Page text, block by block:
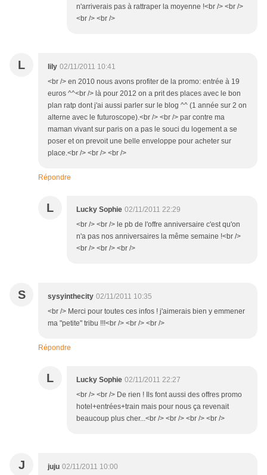
n'arriverais pas à rattraper la moyenne !<br /> <br />
<br /> <br />
L lily 02/11/2011 10:41
<br /> en 2010 nous avons profiter de la promo: entrée à 19
euros ^^<br /> là pour 2012 on a prit des places avec le bon
plan ratp dont j'ai aussi parler sur le blog ^^ (1 année sur 2 on
alterne avec le futuroscope).<br /> <br /> par contre ma
maman vivant sur paris on a pas le souci du logement a se
poser et on prevoit une belle enveloppe pour acheter sur
place.<br /> <br /> <br />
Répondre
L Lucky Sophie 02/11/2011 22:29
<br /> <br /> le pb de l'offre anniversaire c'est qu'on
n'a pas nos anniversaires la même semaine !<br />
<br /> <br /> <br />
S sysyinthecity 02/11/2011 10:35
<br /> Merci pour toutes ces infos ! j'aimerais bien y emmener
ma "petite" tribu !!!<br /> <br /> <br />
Répondre
L Lucky Sophie 02/11/2011 22:27
<br /> <br /> De rien ! Ils font aussi des offres promo
hotel+entrées+train mais pour nous ça revenait
beaucoup plus cher...<br /> <br /> <br /> <br />
J juju 02/11/2011 10:00